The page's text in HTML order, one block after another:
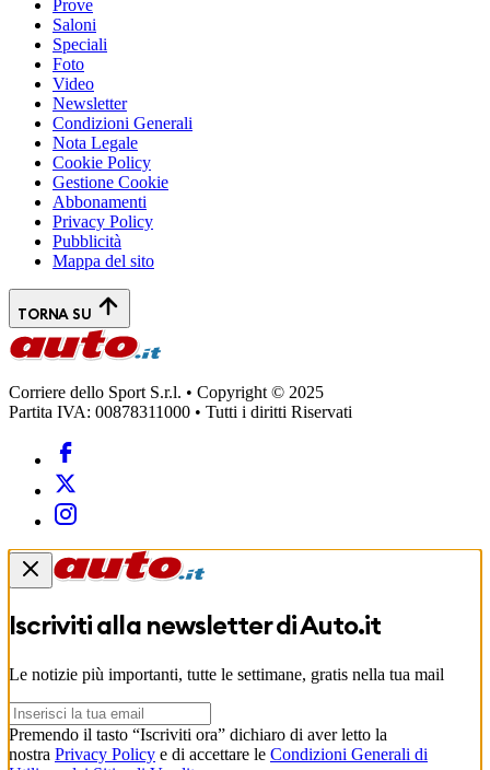
Prove
Saloni
Speciali
Foto
Video
Newsletter
Condizioni Generali
Nota Legale
Cookie Policy
Gestione Cookie
Abbonamenti
Privacy Policy
Pubblicità
Mappa del sito
TORNA SU
Corriere dello Sport S.r.l. • Copyright © 2025
Partita IVA: 00878311000 • Tutti i diritti Riservati
Iscriviti alla newsletter diAuto.it
Le notizie più importanti, tutte le settimane, gratis nella tua mail
Premendo il tasto “Iscriviti ora” dichiaro di aver letto la
nostra Privacy Policy e di accettare le Condizioni Generali di